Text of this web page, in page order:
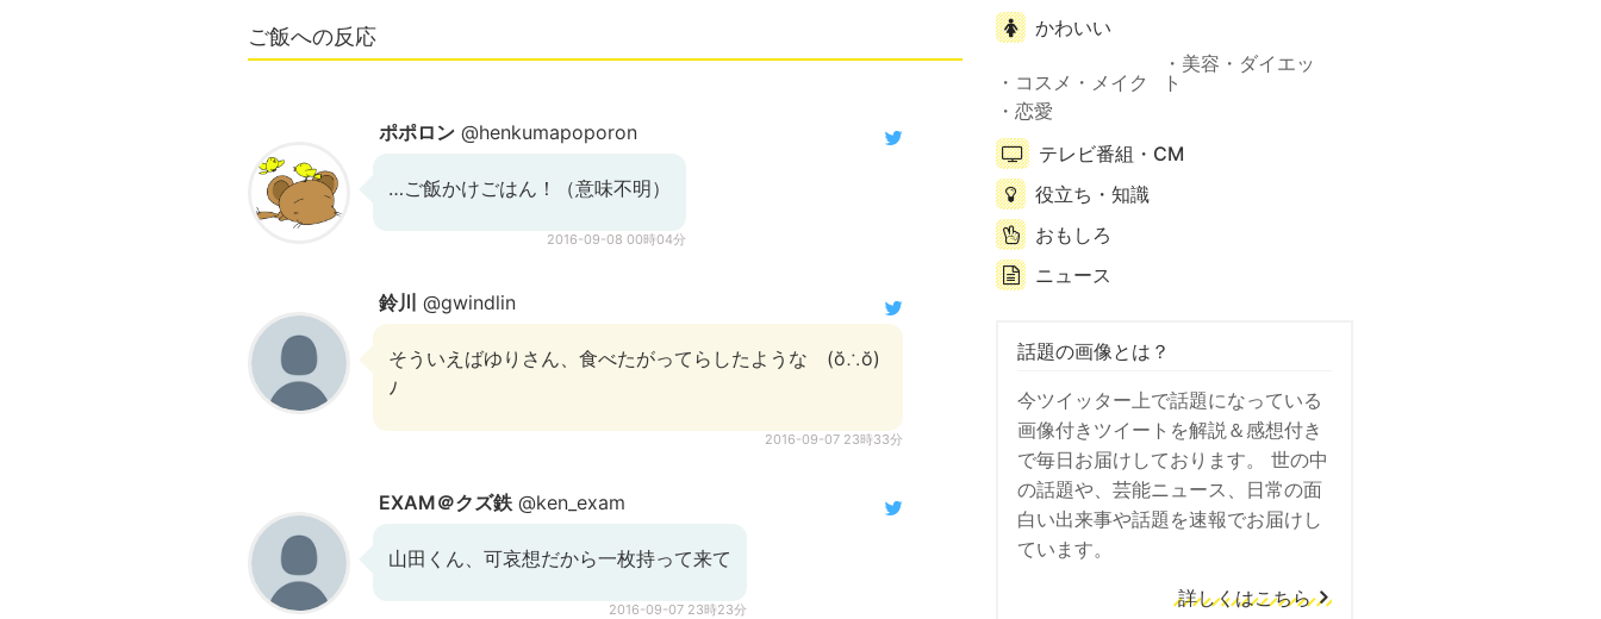
ご飯への反応
ポポロン @henkumapoporon
…ご飯かけごはん！（意味不明）
2016-09-08 00時04分
鈴川 @gwindlin
そういえばゆりさん、食べたがってらしたような (ŏ∴ŏ)
ﾉ
2016-09-07 23時33分
EXAM＠クズ鉄 @ken_exam
山田くん、可哀想だから一枚持って来て
2016-09-07 23時23分
かわいい
コスメ・メイク
美容・ダイエッ
ト
恋愛
テレビ番組・CM
役立ち・知識
おもしろ
ニュース
話題の画像とは？
今ツイッター上で話題になっている
画像付きツイートを解説＆感想付き
で毎日お届けしております。 世の中
の話題や、芸能ニュース、日常の面
白い出来事や話題を速報でお届けし
ています。
詳しくはこちら